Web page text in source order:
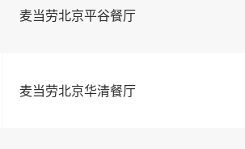
麦当劳北京平谷餐厅
麦当劳北京华清餐厅